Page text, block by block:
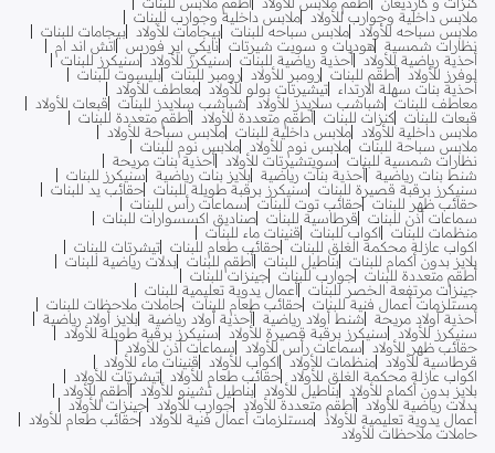
ملابس داخلية وجوارب للأولاد
ملابس داخلية وجوارب للبنات
ملابس سباحه للأولاد ملابس سباحه للبنات بيجامات للأولاد
بيجامات للبنات
نظارات شمسية هوديات و سويت شيرتات نايكي اير فورس
اتش اند ام
أحذية رياضية للأولاد أحذية رياضية للبنات سنيكرز للأولاد
سنيكرز للبنات
لوفرز للأولاد
أطقم للبنات رومبر للأولاد رومبر للبنات بليسوت للبنات
أحذية بنات سهلة الارتداء
تيشيرتات بولو للأولاد معاطف للأولاد
معاطف للبنات
شباشب سلايدز للأولاد شباشب سلايدز للبنات
قبعات للأولاد
قبعات للبنات كنزات للبنات أطقم متعددة للأولاد
أطقم متعددة للبنات
ملابس داخلية للأولاد
ملابس داخلية للبنات ملابس سباحة للأولاد
ملابس سباحة للبنات ملابس نوم للأولاد
ملابس نوم للبنات
نظارات شمسية للبنات
سويتشيرتات للأولاد
أحذية بنات مريحة
شنط بنات رياضية أحذية بنات رياضية بلايز بنات رياضية
سنيكرز للبنات
سنيكرز برقبة قصيرة للبنات
سنيكرز برقبة طويلة للبنات حقائب يد للبنات
حقائب ظهر للبنات حقائب توت للبنات
سماعات رأس للبنات
سماعات أذن للبنات
قرطاسية للبنات صناديق اكسسوارات للبنات
منظمات للبنات
اكواب للبنات
قنينات ماء للبنات
اكواب عازلة محكمة الغلق للبنات حقائب طعام للبنات تيشرتات للبنات
بلايز بدون أكمام للبنات بناطيل للبنات أطقم للبنات بدلات رياضية للبنات
أطقم متعددة للبنات جوارب للبنات جينزات للبنات
جينزات مرتفعة الخصر للبنات أعمال يدوية تعليمية للبنات
مستلزمات أعمال فنية للبنات حقائب طعام للبنات حاملات ملاحظات للبنات
أحذية أولاد مريحة
شنط أولاد رياضية أحذية أولاد رياضية بلايز أولاد رياضية
سنيكرز للأولاد
سنيكرز برقبة قصيرة للأولاد
سنيكرز برقبة طويلة للأولاد
حقائب ظهر للأولاد
سماعات رأس للأولاد
سماعات أذن للأولاد
قرطاسية للأولاد منظمات للأولاد اكواب للأولاد
قنينات ماء للأولاد
اكواب عازلة محكمة الغلق للأولاد
حقائب طعام للأولاد
تيشرتات للأولاد
بلايز بدون أكمام للأولاد
بناطيل للأولاد بناطيل تشينو للأولاد
أطقم للأولاد
بدلات رياضية للأولاد أطقم متعددة للأولاد جوارب للأولاد جينزات للأولاد
أعمال يدوية تعليمية للأولاد
مستلزمات أعمال فنية للأولاد
حقائب طعام للأولاد
حاملات ملاحظات للأولاد